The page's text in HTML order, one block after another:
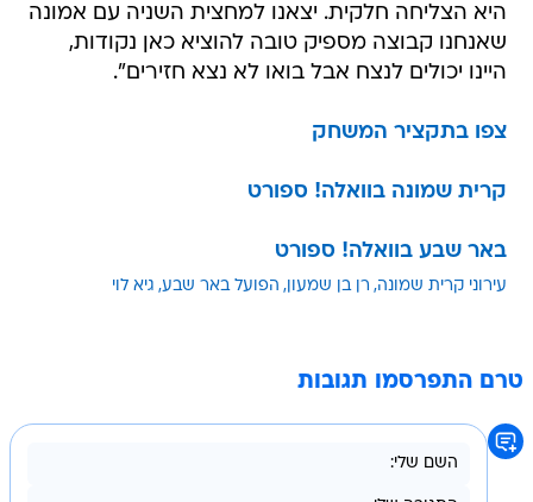
היא הצליחה חלקית. יצאנו למחצית השניה עם אמונה
שאנחנו קבוצה מספיק טובה להוציא כאן נקודות,
היינו יכולים לנצח אבל בואו לא נצא חזירים".
צפו בתקציר המשחק
קרית שמונה בוואלה! ספורט
באר שבע בוואלה! ספורט
עירוני קרית שמונה רן בן שמעון הפועל באר שבע גיא לוי
טרם התפרסמו תגובות